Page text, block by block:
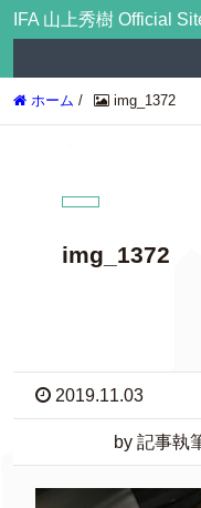
IFA 山上秀樹 Official
ホーム / img_1372
img_1372
2019.11.03
by 記事執